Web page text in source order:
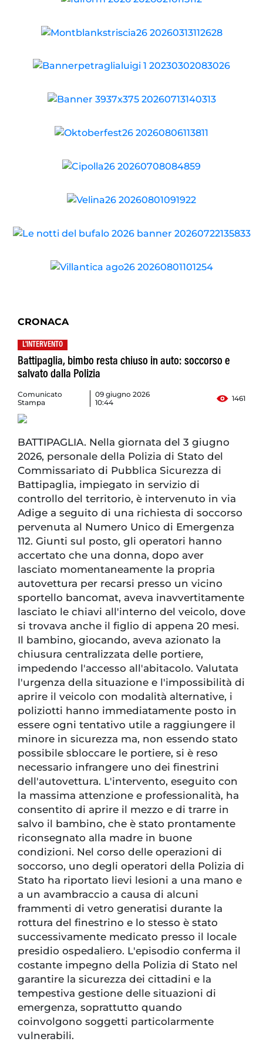
CRONACA
L'INTERVENTO
Battipaglia, bimbo resta chiuso in auto: soccorso e
salvato dalla Polizia
Comunicato
Stampa
09 giugno 2026
10:44
1461
BATTIPAGLIA. Nella giornata del 3 giugno
2026, personale della Polizia di Stato del
Commissariato di Pubblica Sicurezza di
Battipaglia, impiegato in servizio di
controllo del territorio, è intervenuto in via
Adige a seguito di una richiesta di soccorso
pervenuta al Numero Unico di Emergenza
112. Giunti sul posto, gli operatori hanno
accertato che una donna, dopo aver
lasciato momentaneamente la propria
autovettura per recarsi presso un vicino
sportello bancomat, aveva inavvertitamente
lasciato le chiavi all'interno del veicolo, dove
si trovava anche il figlio di appena 20 mesi.
Il bambino, giocando, aveva azionato la
chiusura centralizzata delle portiere,
impedendo l'accesso all'abitacolo. Valutata
l'urgenza della situazione e l'impossibilità di
aprire il veicolo con modalità alternative, i
poliziotti hanno immediatamente posto in
essere ogni tentativo utile a raggiungere il
minore in sicurezza ma, non essendo stato
possibile sbloccare le portiere, si è reso
necessario infrangere uno dei finestrini
dell'autovettura. L'intervento, eseguito con
la massima attenzione e professionalità, ha
consentito di aprire il mezzo e di trarre in
salvo il bambino, che è stato prontamente
riconsegnato alla madre in buone
condizioni. Nel corso delle operazioni di
soccorso, uno degli operatori della Polizia di
Stato ha riportato lievi lesioni a una mano e
a un avambraccio a causa di alcuni
frammenti di vetro generatisi durante la
rottura del finestrino e lo stesso è stato
successivamente medicato presso il locale
presidio ospedaliero. L'episodio conferma il
costante impegno della Polizia di Stato nel
garantire la sicurezza dei cittadini e la
tempestiva gestione delle situazioni di
emergenza, soprattutto quando
coinvolgono soggetti particolarmente
vulnerabili.